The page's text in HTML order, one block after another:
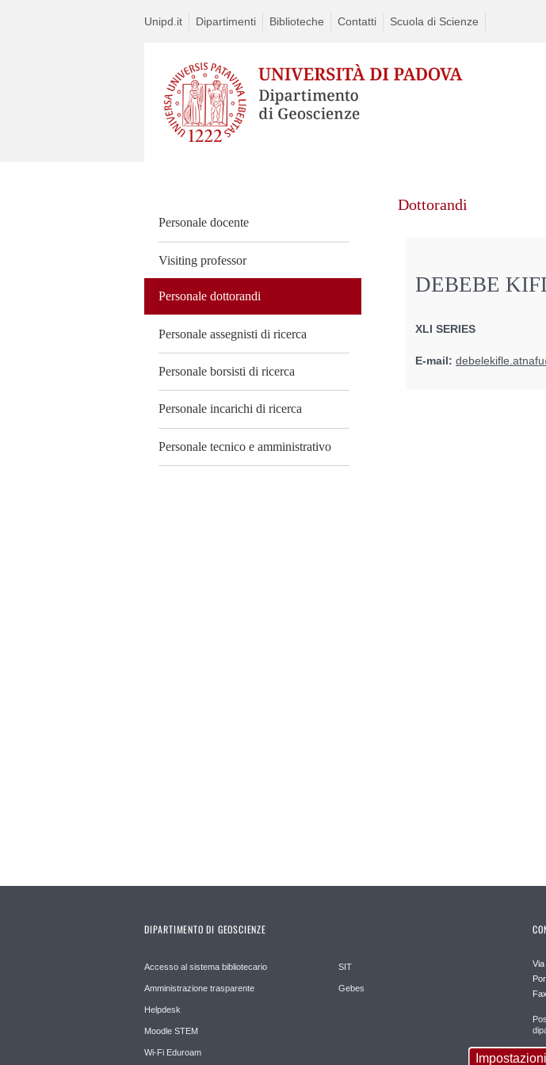
Unipd.it Dipartimenti Biblioteche Contatti Scuola di Scienze
Personale docente
Visiting professor
Personale dottorandi
Personale assegnisti di ricerca
Personale borsisti di ricerca
Personale incarichi di ricerca
Personale tecnico e amministrativo
Dottorandi
DEBEBE
XLI SERIES
E-mail:
DIPARTIMENTO DI GEOSCIENZE
Accesso al sistema bibliotecario
Amministrazione trasparente
Helpdesk
Moodle STEM
Wi-Fi Eduroam
SIT
Gebes